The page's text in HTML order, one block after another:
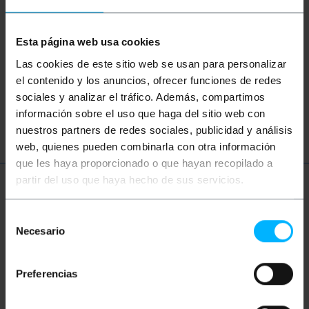
Esta página web usa cookies
Las cookies de este sitio web se usan para personalizar
el contenido y los anuncios, ofrecer funciones de redes
sociales y analizar el tráfico. Además, compartimos
información sobre el uso que haga del sitio web con
nuestros partners de redes sociales, publicidad y análisis
web, quienes pueden combinarla con otra información
que les haya proporcionado o que hayan recopilado a
partir del uso que haya hecho de sus servicios.
Necesario
Preferencias
¿No has encontrado lo que estabas
red categoría ethernet RJ45
latiguillo LAN
Más información